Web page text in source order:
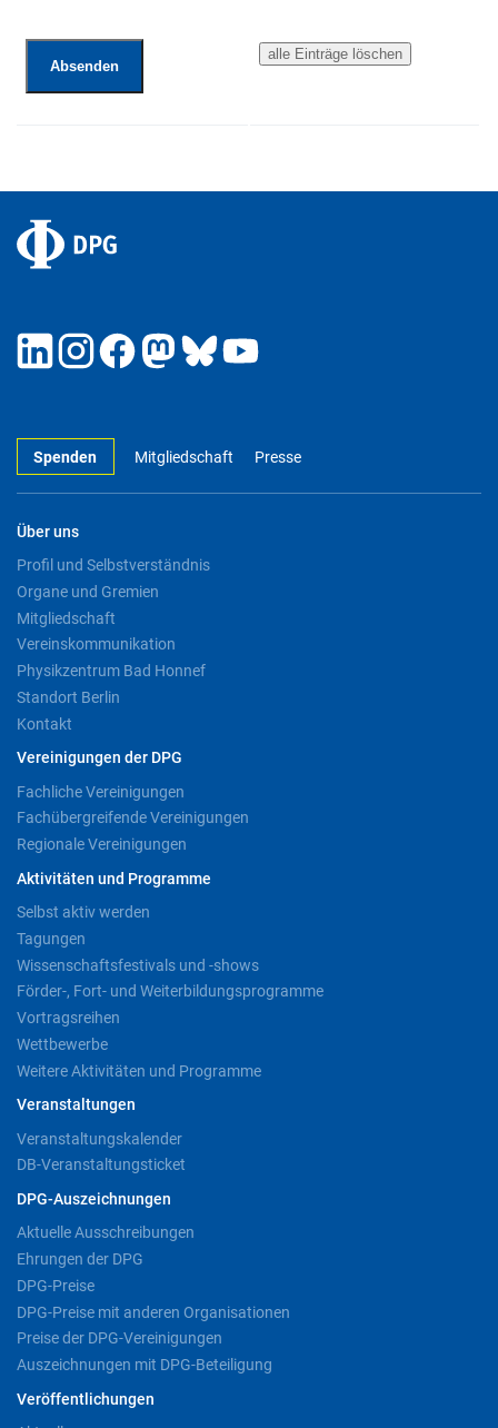
Spenden Mitgliedschaft Presse
Über uns
Profil und Selbstverständnis
Organe und Gremien
Mitgliedschaft
Vereinskommunikation
Physikzentrum Bad Honnef
Standort Berlin
Kontakt
Vereinigungen der DPG
Fachliche Vereinigungen
Fachübergreifende Vereinigungen
Regionale Vereinigungen
Aktivitäten und Programme
Selbst aktiv werden
Tagungen
Wissenschaftsfestivals und -shows
Förder-, Fort- und Weiterbildungsprogramme
Vortragsreihen
Wettbewerbe
Weitere Aktivitäten und Programme
Veranstaltungen
Veranstaltungskalender
DB-Veranstaltungsticket
DPG-Auszeichnungen
Aktuelle Ausschreibungen
Ehrungen der DPG
DPG-Preise
DPG-Preise mit anderen Organisationen
Preise der DPG-Vereinigungen
Auszeichnungen mit DPG-Beteiligung
Veröffentlichungen